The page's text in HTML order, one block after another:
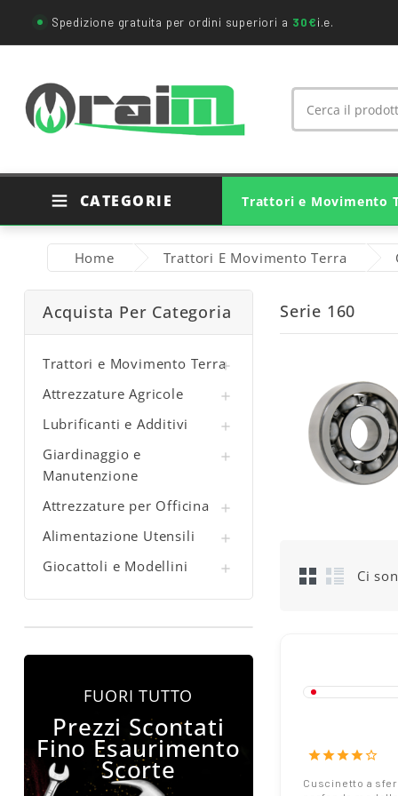
Spedizione gratuita per ordini superiori a 30€i.e.
CATEGORIE Trattori e Movimento
Home Trattori E Movimento Terra
Acquista Per Categoria
Trattori e Movimento Terra

Attrezzature Agricole 
Lubrificanti e Additivi 
Giardinaggio e
Manutenzione

Attrezzature per Officina 
Alimentazione Utensili 
Giocattoli e Modellini 
FUORI TUTTO
Prezzi Scontati
Fino Esaurimento
Scorte
Serie 160
Ci
mm - Serie 160
starstarstarstarstar_border
Cuscinetto a